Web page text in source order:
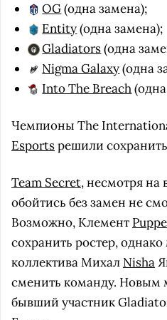
OG(одна замена);
Entity(одна замена);
Gladiators(одна
Nigma Galaxy(одна
Into The Breach
Чемпионы The
Esportsрешили сохранить
Team Secret, несмотря на
обойтись без замен не
Возможно, Клемент
сохранить ростер,
коллектива Михал Nisha
сменить команду. Новым
бывший участник